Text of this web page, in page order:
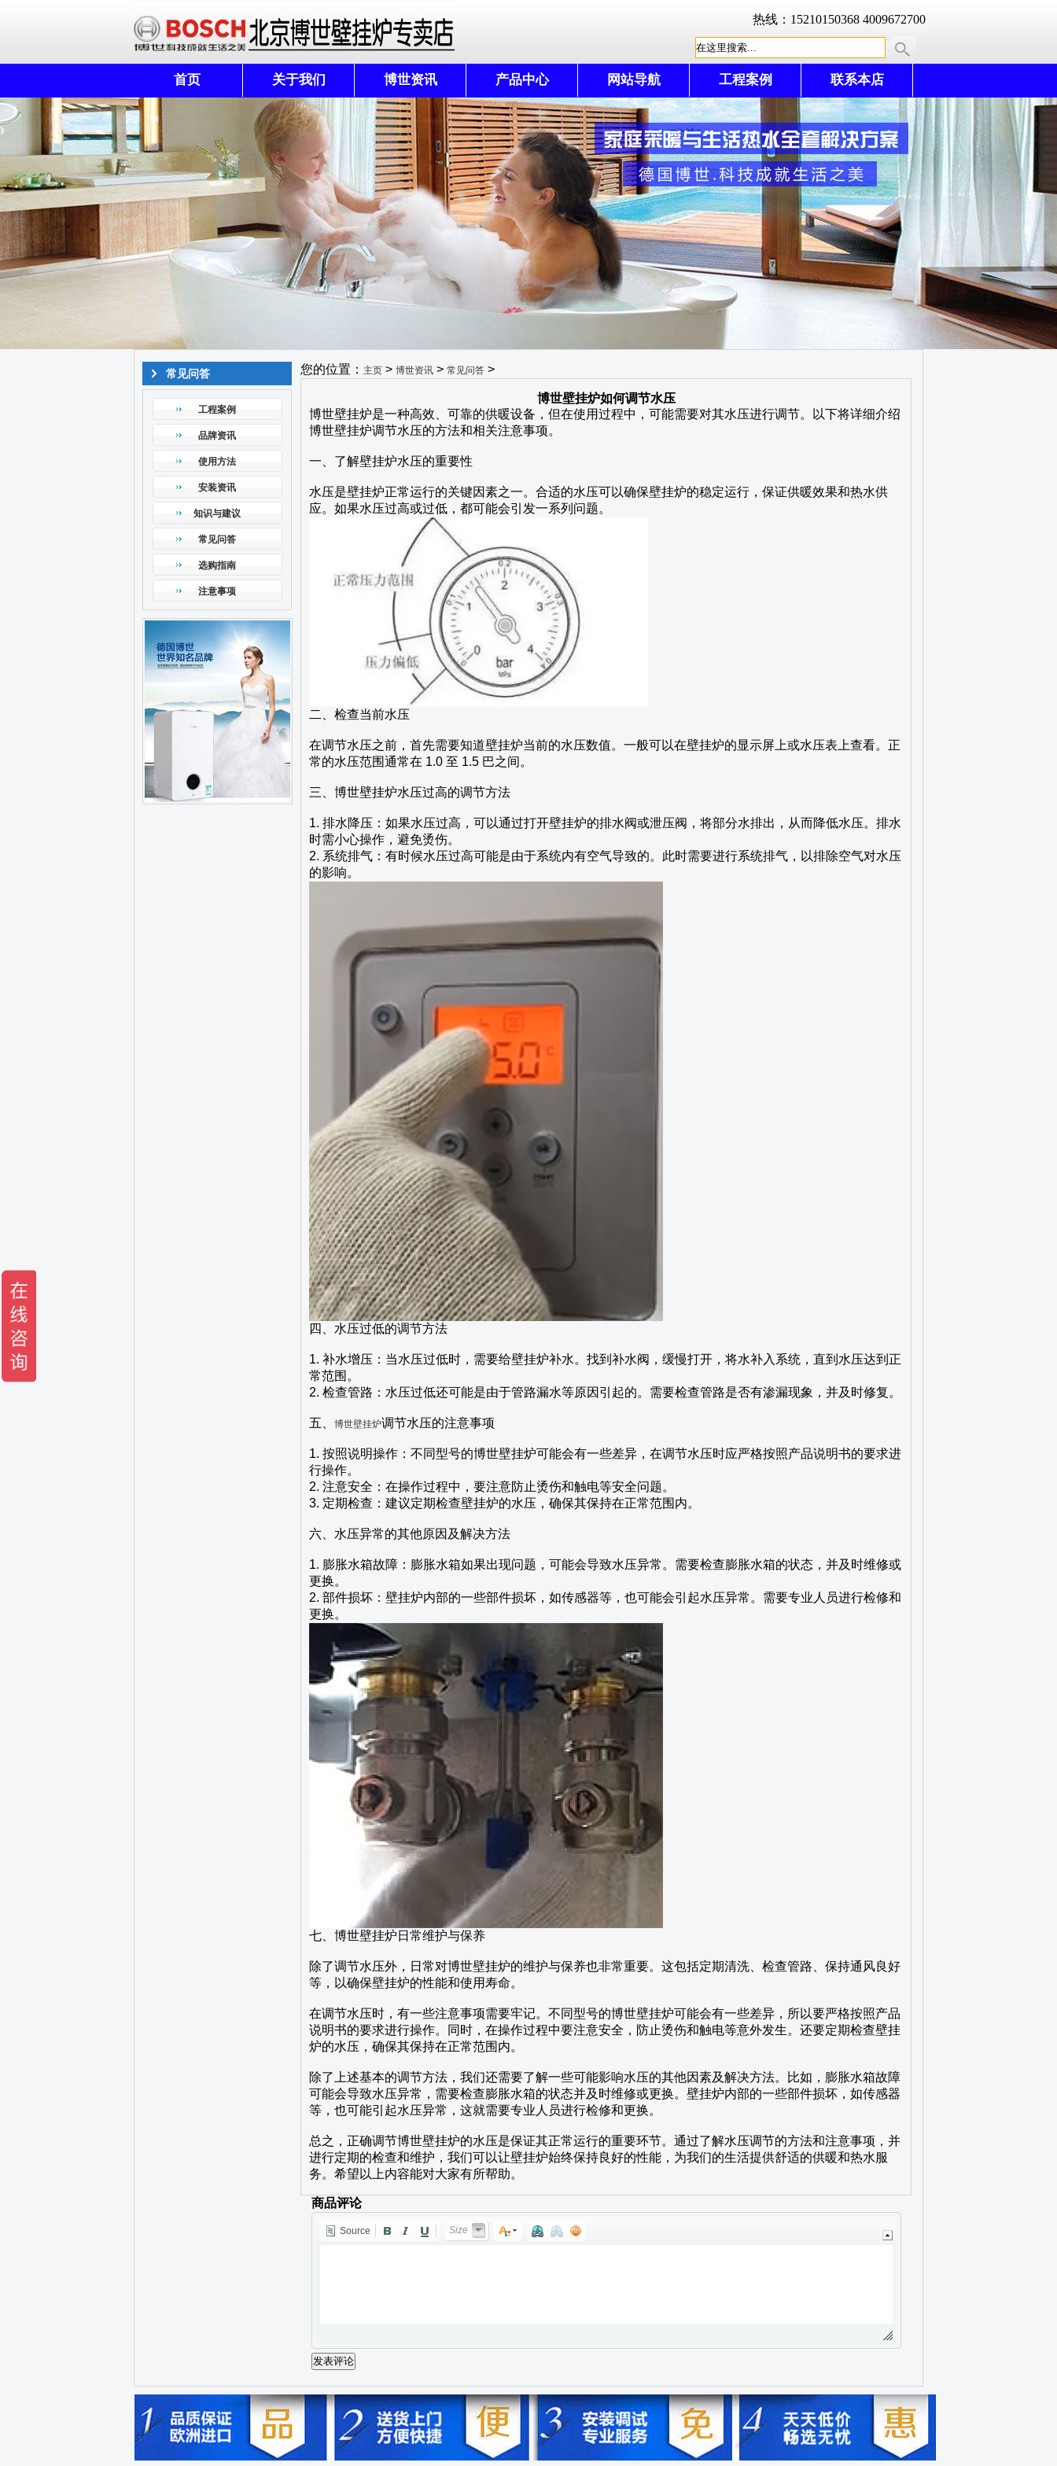
热线：15210150368 4009672700
首页 关于我们 博世资讯 产品中心 网站导航 工程案例 联系本店
常见问答
工程案例
品牌资讯
使用方法
安装资讯
知识与建议
常见问答
选购指南
注意事项
您的位置： 主页 > 博世资讯 > 常见问答 >
博世壁挂炉如何调节水压
博世壁挂炉是一种高效、可靠的供暖设备，但在使用过程中，可能需要对其水压进行调节。以下将详细介绍
博世壁挂炉调节水压的方法和相关注意事项。
一、了解壁挂炉水压的重要性
水压是壁挂炉正常运行的关键因素之一。合适的水压可以确保壁挂炉的稳定运行，保证供暖效果和热水供
应。如果水压过高或过低，都可能会引发一系列问题。
二、检查当前水压
在调节水压之前，首先需要知道壁挂炉当前的水压数值。一般可以在壁挂炉的显示屏上或水压表上查看。正
常的水压范围通常在 1.0 至 1.5 巴之间。
三、博世壁挂炉水压过高的调节方法
1. 排水降压：如果水压过高，可以通过打开壁挂炉的排水阀或泄压阀，将部分水排出，从而降低水压。排水
时需小心操作，避免烫伤。
2. 系统排气：有时候水压过高可能是由于系统内有空气导致的。此时需要进行系统排气，以排除空气对水压
的影响。
四、水压过低的调节方法
1. 补水增压：当水压过低时，需要给壁挂炉补水。找到补水阀，缓慢打开，将水补入系统，直到水压达到正
常范围。
2. 检查管路：水压过低还可能是由于管路漏水等原因引起的。需要检查管路是否有渗漏现象，并及时修复。
五、 博世壁挂炉调节水压的注意事项
1. 按照说明操作：不同型号的博世壁挂炉可能会有一些差异，在调节水压时应严格按照产品说明书的要求进
行操作。
2. 注意安全：在操作过程中，要注意防止烫伤和触电等安全问题。
3. 定期检查：建议定期检查壁挂炉的水压，确保其保持在正常范围内。
六、水压异常的其他原因及解决方法
1. 膨胀水箱故障：膨胀水箱如果出现问题，可能会导致水压异常。需要检查膨胀水箱的状态，并及时维修或
更换。
2. 部件损坏：壁挂炉内部的一些部件损坏，如传感器等，也可能会引起水压异常。需要专业人员进行检修和
更换。
七、博世壁挂炉日常维护与保养
除了调节水压外，日常对博世壁挂炉的维护与保养也非常重要。这包括定期清洗、检查管路、保持通风良好
等，以确保壁挂炉的性能和使用寿命。
在调节水压时，有一些注意事项需要牢记。不同型号的博世壁挂炉可能会有一些差异，所以要严格按照产品
说明书的要求进行操作。同时，在操作过程中要注意安全，防止烫伤和触电等意外发生。还要定期检查壁挂
炉的水压，确保其保持在正常范围内。
除了上述基本的调节方法，我们还需要了解一些可能影响水压的其他因素及解决方法。比如，膨胀水箱故障
可能会导致水压异常，需要检查膨胀水箱的状态并及时维修或更换。壁挂炉内部的一些部件损坏，如传感器
等，也可能引起水压异常，这就需要专业人员进行检修和更换。
总之，正确调节博世壁挂炉的水压是保证其正常运行的重要环节。通过了解水压调节的方法和注意事项，并
进行定期的检查和维护，我们可以让壁挂炉始终保持良好的性能，为我们的生活提供舒适的供暖和热水服
务。希望以上内容能对大家有所帮助。
商品评论
Source Size
发表评论